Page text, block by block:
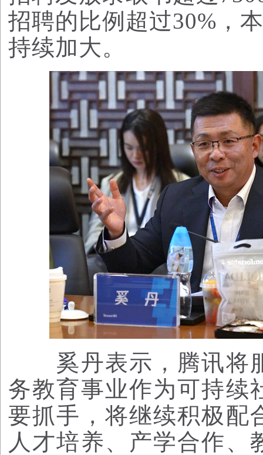
招聘的比例超过30%，
持续加大。
奚丹表示，腾讯将
务教育事业作为可持续
要抓手，将继续积极配
人才培养、产学合作、